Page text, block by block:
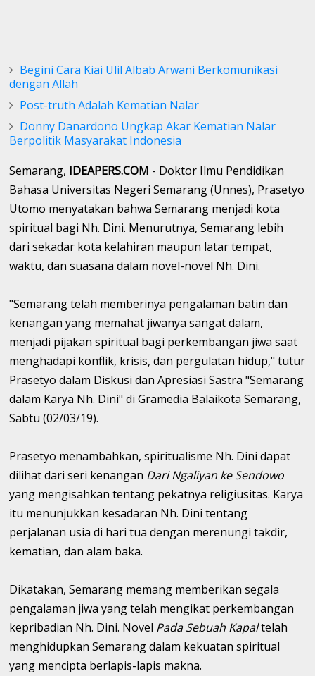
Begini Cara Kiai Ulil Albab Arwani Berkomunikasi
dengan Allah
Post-truth Adalah Kematian Nalar
Donny Danardono Ungkap Akar Kematian Nalar
Berpolitik Masyarakat Indonesia
Semarang, IDEAPERS.COM - Doktor Ilmu Pendidikan
Bahasa Universitas Negeri Semarang (Unnes), Prasetyo
Utomo menyatakan bahwa Semarang menjadi kota
spiritual bagi Nh. Dini. Menurutnya, Semarang lebih
dari sekadar kota kelahiran maupun latar tempat,
waktu, dan suasana dalam novel-novel Nh. Dini.
"Semarang telah memberinya pengalaman batin dan
kenangan yang memahat jiwanya sangat dalam,
menjadi pijakan spiritual bagi perkembangan jiwa saat
menghadapi konflik, krisis, dan pergulatan hidup," tutur
Prasetyo dalam Diskusi dan Apresiasi Sastra "Semarang
dalam Karya Nh. Dini" di Gramedia Balaikota Semarang,
Sabtu (02/03/19).
Prasetyo menambahkan, spiritualisme Nh. Dini dapat
dilihat dari seri kenangan Dari Ngaliyan ke Sendowo
yang mengisahkan tentang pekatnya religiusitas. Karya
itu menunjukkan kesadaran Nh. Dini tentang
perjalanan usia di hari tua dengan merenungi takdir,
kematian, dan alam baka.
Dikatakan, Semarang memang memberikan segala
pengalaman jiwa yang telah mengikat perkembangan
kepribadian Nh. Dini. Novel Pada Sebuah Kapaltelah
menghidupkan Semarang dalam kekuatan spiritual
yang mencipta berlapis-lapis makna.